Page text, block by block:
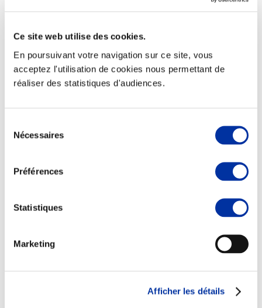
Ce site web utilise des cookies.
En poursuivant votre navigation sur ce site, vous
acceptez l'utilisation de cookies nous permettant de
réaliser des statistiques d'audiences.
Nécessaires
Préférences
Statistiques
Marketing
Afficher les détails
Transport – mise en marché
Abattoir